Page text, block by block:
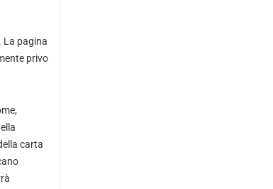
La pagina
privo
carta